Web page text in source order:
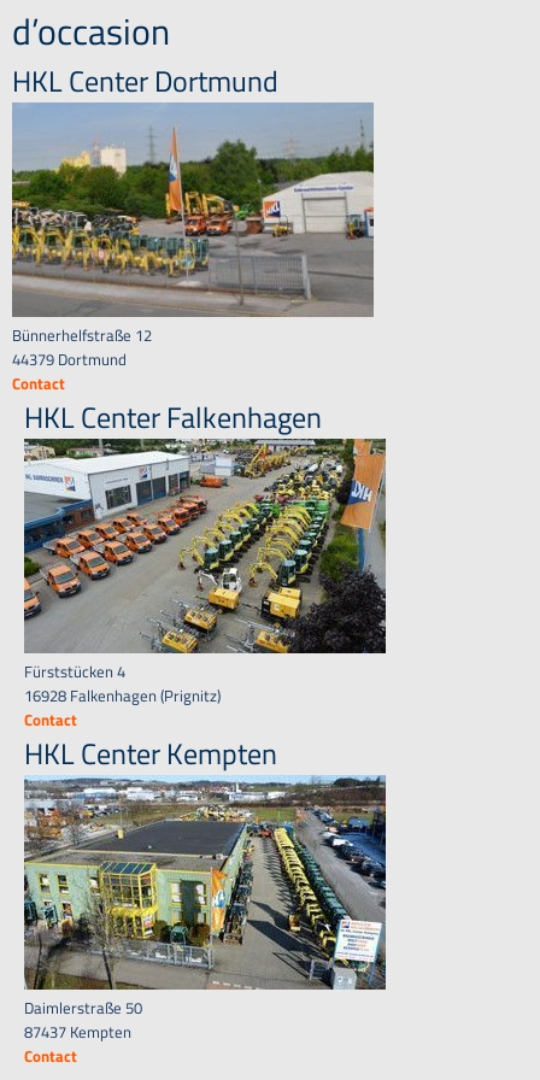
d’occasion
HKL Center Dortmund
Bünnerhelfstraße 12
44379 Dortmund
Contact
HKL Center Falkenhagen
Fürststücken 4
16928 Falkenhagen (Prignitz)
Contact
HKL Center Kempten
Daimlerstraße 50
87437 Kempten
Contact